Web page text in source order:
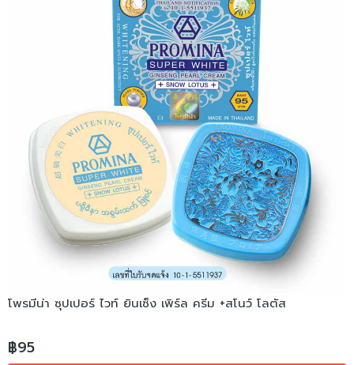
โพรมีน่า ซุปเปอร์ ไวท์ ยินเซ็ง เพิร์ล ครีม +สโนว์ โลตัส
฿95